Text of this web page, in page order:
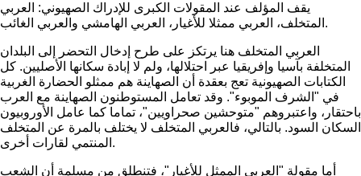
يقف المؤلف عند المقولات الكبرى للإدراك الصهيوني: العربي
المتخلف، العربي ممثلا للأغيار، العربي الهامشي والعربي الغائب.
العربي المتخلف هنا يرتكز على طرح إدخال التحضر إلى البلدان
المتخلفة بآسيا وإفريقيا عبر احتلالها، ولم لا إبادة سكانها الأصليين. كل
الكتابات الصهيونية تعج بعقدة أن الصهاينة هم ممثلو الحضارة الغربية
في "الشرف الموبوء". وقد تعامل المستوطنون الصهاينة مع العرب
باحتقار، واعتبروهم "متوحشين صحراويين"، تماما كما عامل الأوروبيون
السكان السود. بالتالي، فالعربي المتخلف لا يختلف بالمرة عن المتخلف
المنتمي لقارات أخرى.
أما مقولة "العربي الممثل للأغيار"، فتنطلق من مسلمة أن الشعب